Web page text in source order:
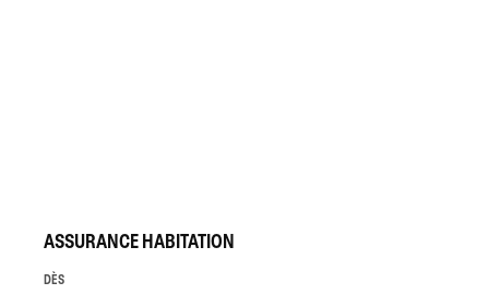
ASSURANCE HABITATION
DÈS